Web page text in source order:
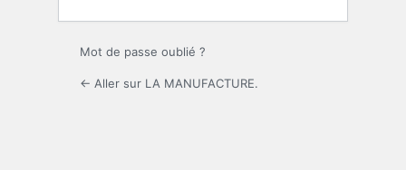
Mot de passe oublié ?
← Aller sur LA MANUFACTURE.